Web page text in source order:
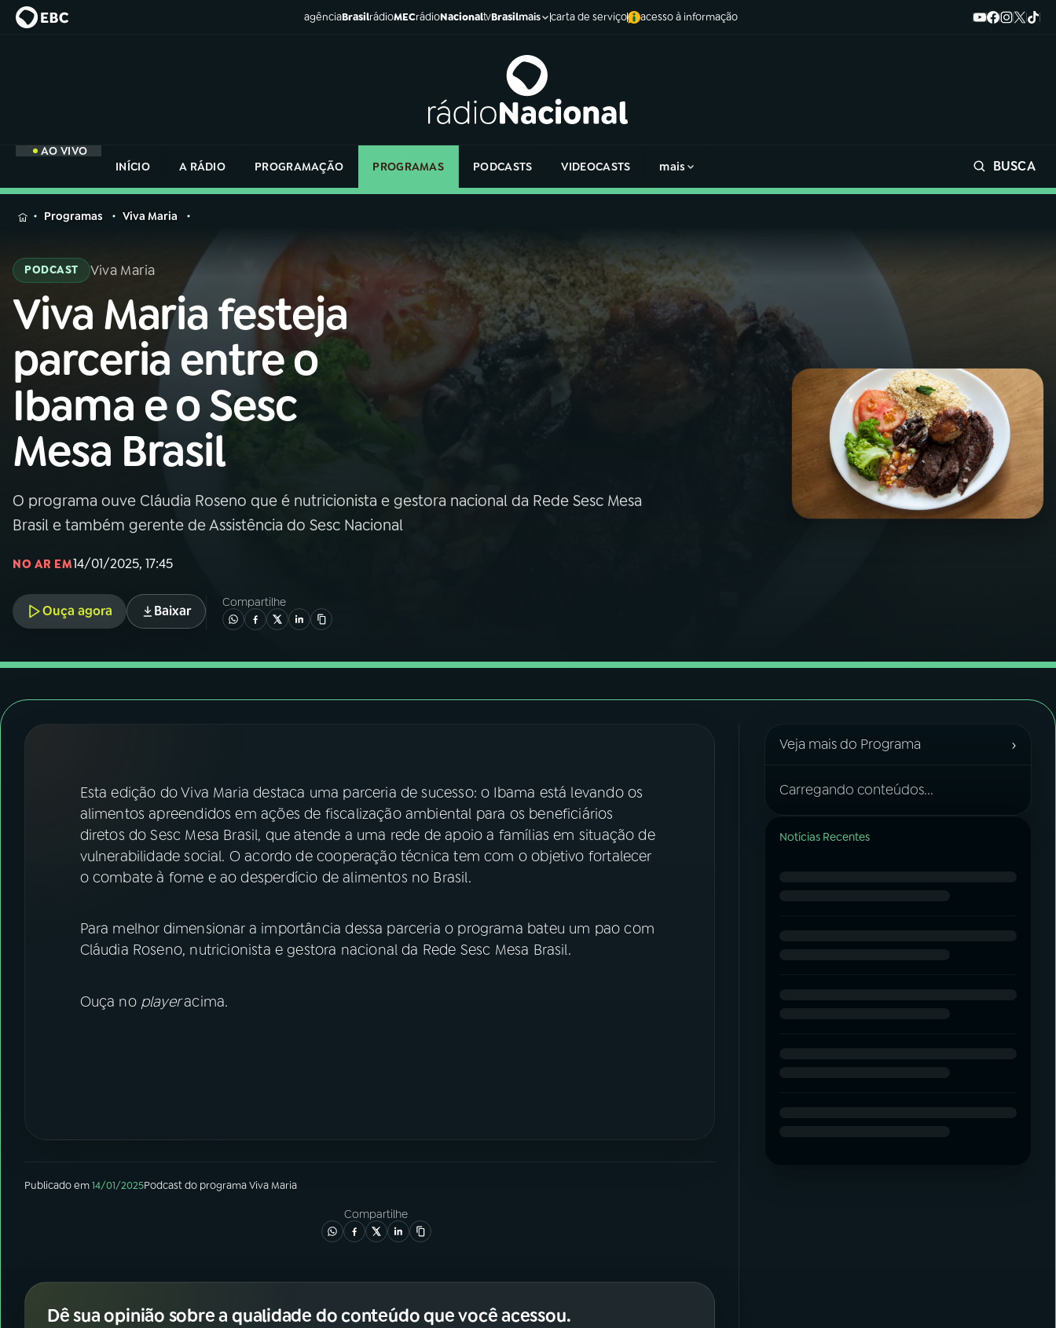
agênciaBrasilrádioMECrádioNacionaltvBrasilmais carta de serviço acesso à informação
AO VIVO
INÍCIO
A RÁDIO PROGRAMAÇÃO PROGRAMAS PODCASTS VIDEOCASTS mais BUSCA
MENU
Buscar
na
Rádio
Nacional
01INÍCIO
02A RÁDIO
03PROGRAMAÇÃO
ACOMPANHE A RÁDIO NACIONAL
YouTube Facebook
Instagram X
na
Rádio
Nacional
Programas Viva Maria
PODCAST Viva Maria
Viva Maria festeja
parceria entre o
Ibama e o Sesc
Mesa Brasil
O programa ouve Cláudia Roseno que é nutricionista e gestora nacional da Rede Sesc Mesa
Brasil e também gerente de Assistência do Sesc Nacional
NO AR EM14/01/2025, 17:45
Ouça agora Baixar
Compartilhe
Esta edição do Viva Maria destaca uma parceria de sucesso: o Ibama está levando os
alimentos apreendidos em ações de fiscalização ambiental para os beneficiários
diretos do Sesc Mesa Brasil, que atende a uma rede de apoio a famílias em situação de
vulnerabilidade social. O acordo de cooperação técnica tem com o objetivo fortalecer
o combate à fome e ao desperdício de alimentos no Brasil.
Para melhor dimensionar a importância dessa parceria o programa bateu um pao com
Cláudia Roseno, nutricionista e gestora nacional da Rede Sesc Mesa Brasil.
Ouça no playeracima.
Publicado em14/01/2025Podcastdo programaViva Maria
Compartilhe
Dê sua opinião sobre a qualidade do conteúdo que você acessou.
Veja mais do Programa ›
Carregando conteúdos...
Notícias Recentes